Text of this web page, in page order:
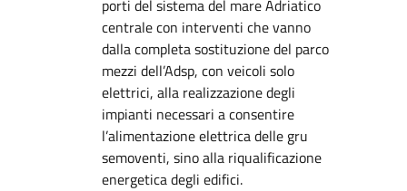
porti del sistema del mare Adriatico
centrale con interventi che vanno
dalla completa sostituzione del parco
mezzi dell’Adsp, con veicoli solo
elettrici, alla realizzazione degli
impianti necessari a consentire
l’alimentazione elettrica delle gru
semoventi, sino alla riqualificazione
energetica degli edifici.